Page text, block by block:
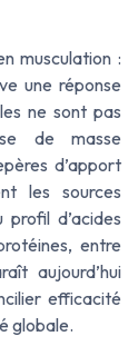
musculation :
une réponse
ne sont pas
de masse
d’apport
les sources
d’acides
entre
aujourd’hui
efficacité
globale.